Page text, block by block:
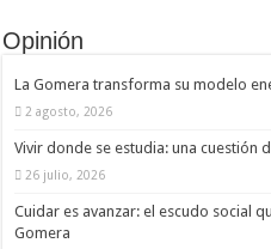
Opinión
La Gomera transforma su modelo
2 agosto, 2026
Vivir donde se estudia: una cuestión
26 julio, 2026
Cuidar es avanzar: el escudo social
Gomera